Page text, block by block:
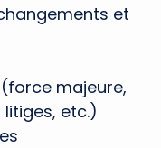
et
majeure,
etc.)